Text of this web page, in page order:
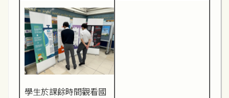
學生於課餘時間觀看國